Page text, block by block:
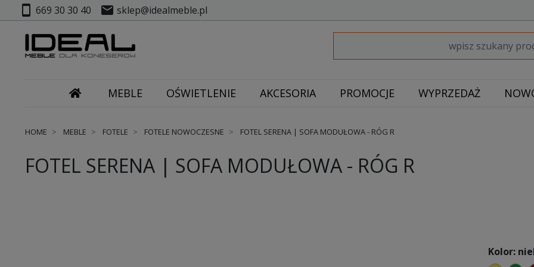
smartphone 669 30 30 40 mail sklep@idealmeble.pl
MEBLE OŚWIETLENIE AKCESORIA PROMOCJE WYPRZEDAŻ
HOME MEBLE FOTELE FOTELE NOWOCZESNE FOTEL SERENA | SOFA MODUŁOWA - RÓG R
FOTEL SERENA | SOFA MODUŁOWA - RÓG R
Kolor: